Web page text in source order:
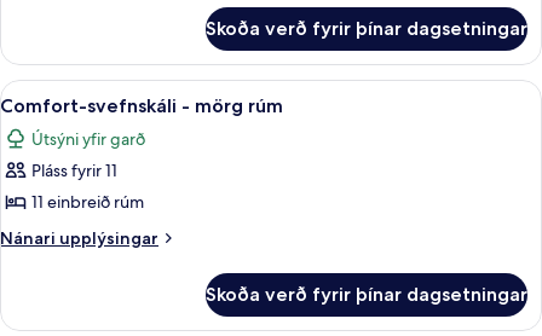
rúm
svalir
-
fjallasýn
herbergi
mörg
rúm
svalir
fjallasýn
Skoða verð fyrir þínar dagsetningar
Skoða
allar
myndir
fyrir
Comfort-
svefnskáli
rúm
Comfort-svefnskáli - mörg rúm |
4
Comfort-svefnskáli - mörg rúm
Útsýni yfir garð
Pláss fyrir 11
11 einbreið rúm
Nánari upplýsingar
Nánari
svefnskáli
Skoða verð fyrir þínar dagsetningar